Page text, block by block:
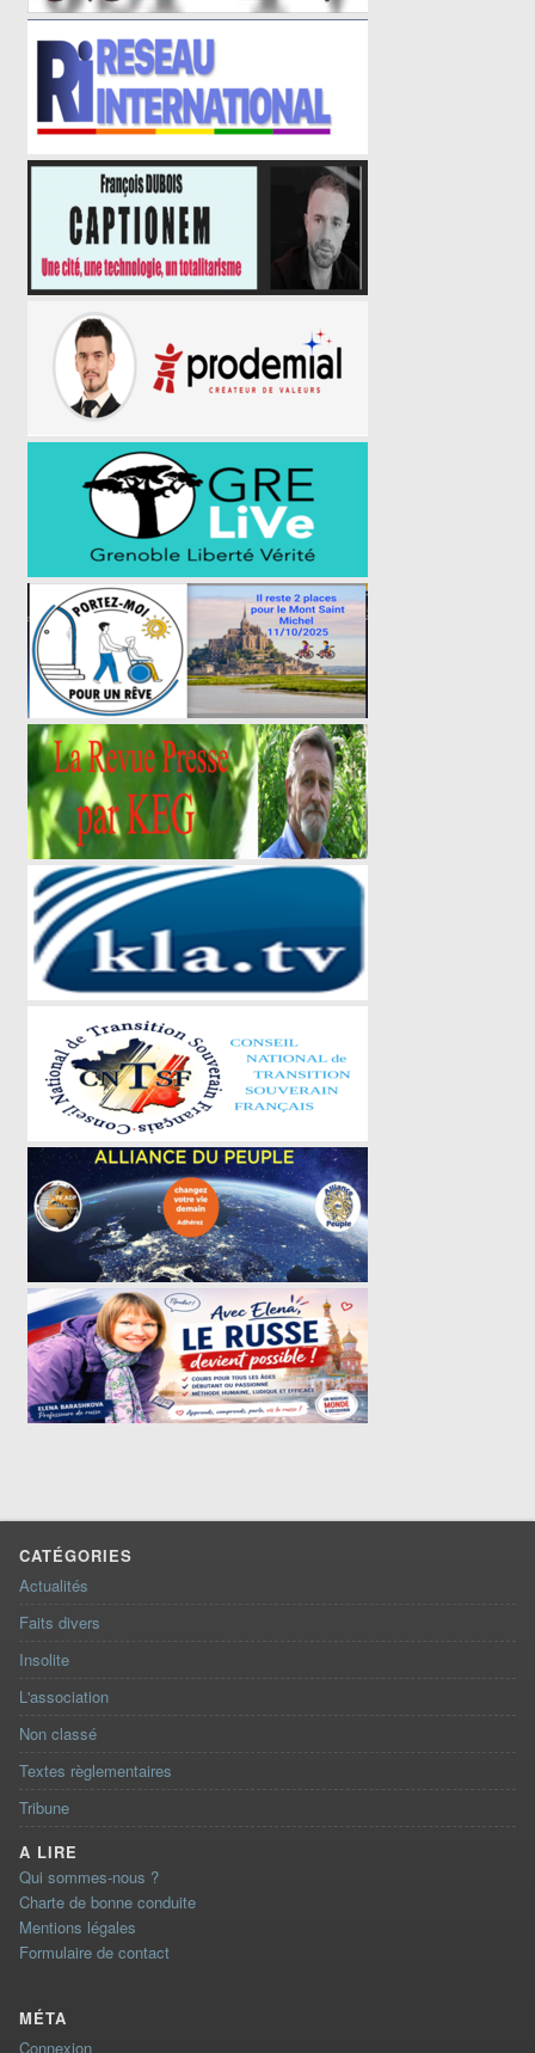
CATÉGORIES
Actualités
Faits divers
Insolite
L'association
Non classé
Textes règlementaires
Tribune
A LIRE
Qui sommes-nous ?
Charte de bonne conduite
Mentions légales
Formulaire de contact
MÉTA
Connexion